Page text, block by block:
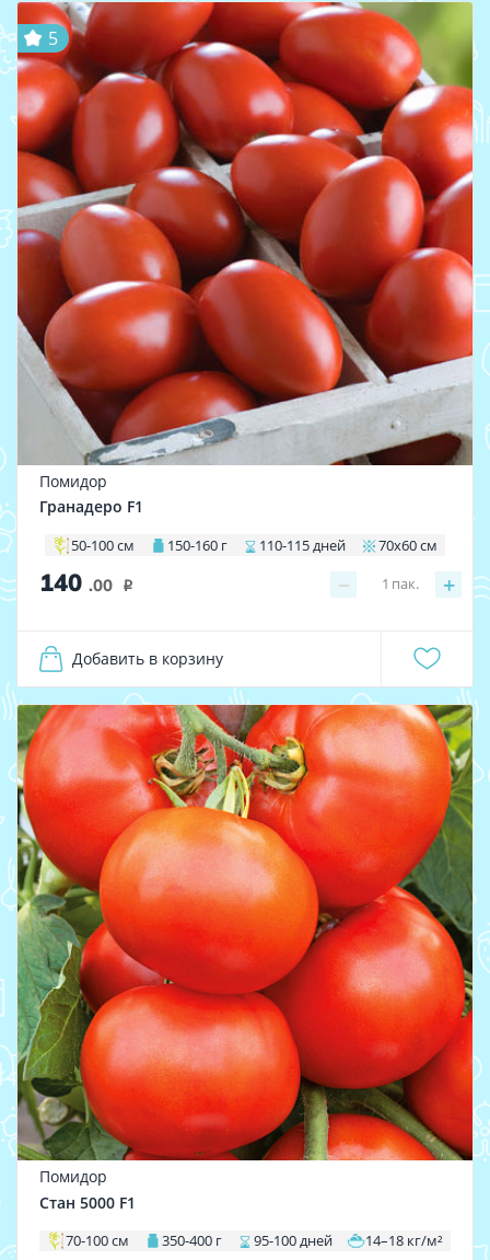
5
Помидор
Гранадеро F1
50-100 см 150-160 г 110-115 дней 70х60 см
140 .00 i − +
1 пак.
Добавить в корзину
Помидор
Стан 5000 F1
70-100 см 350-400 г 95-100 дней 14–18 кг/м²